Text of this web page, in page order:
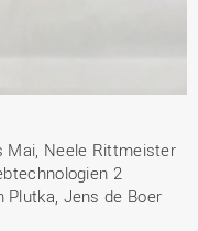
Mai, Neele Rittmeister
2
Plutka, Jens de Boer